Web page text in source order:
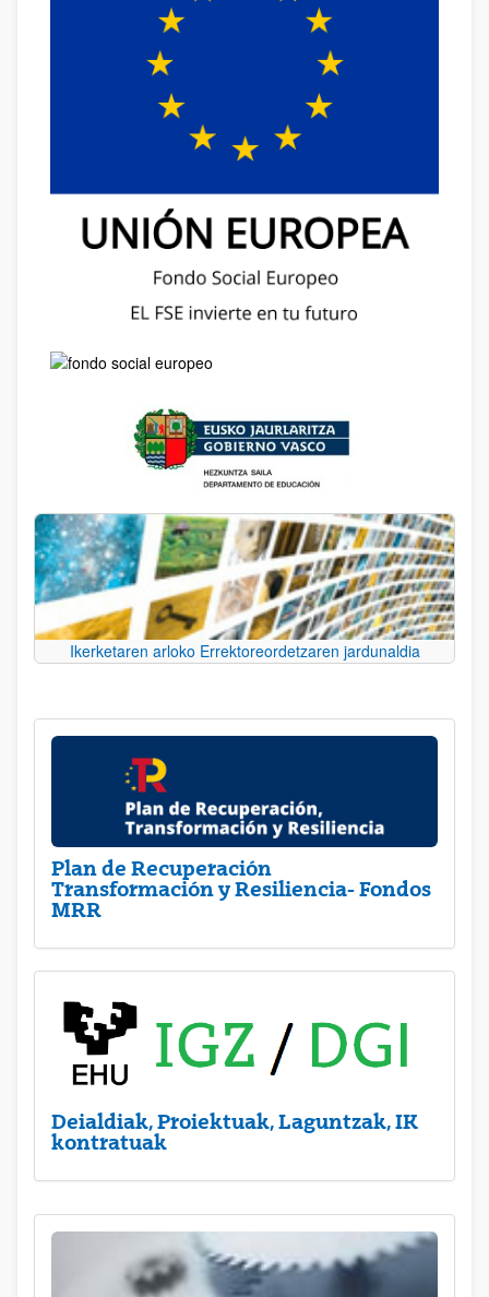
Ikerketaren arloko Errektoreordetzaren jardunaldia
Plan de Recuperación
Transformación y Resiliencia- Fondos
MRR
Deialdiak, Proiektuak, Laguntzak, IK
kontratuak